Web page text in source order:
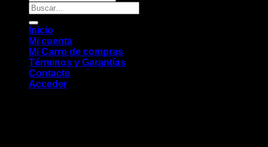
Buscar
por:
Inicio
Mi cuenta
Mi Carro de compras
Términos y Garantías
Contacto
Acceder